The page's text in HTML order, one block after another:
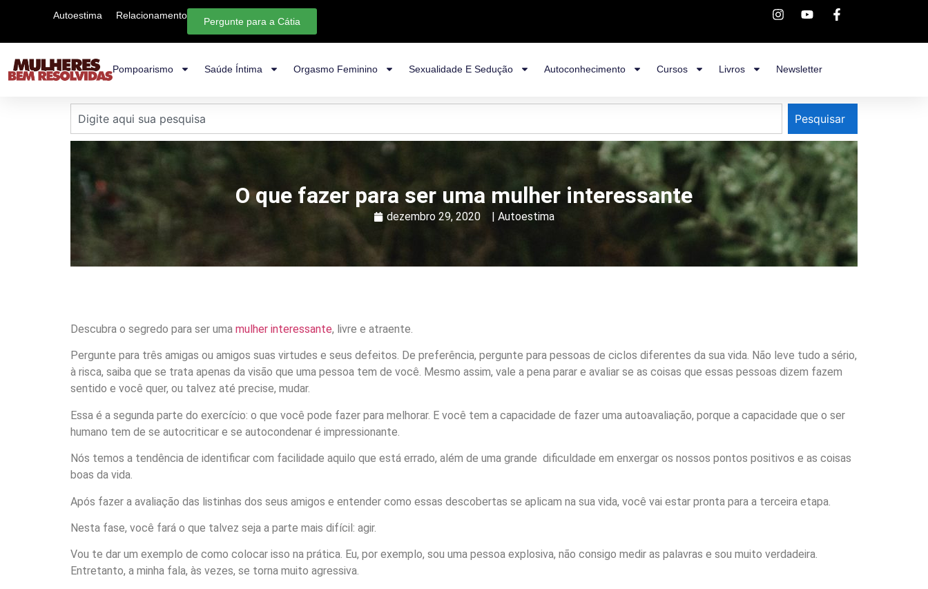
Autoestima Relacionamento
Pergunte para a Cátia
Pompoarismo Saúde Íntima Orgasmo Feminino Sexualidade E Sedução Autoconhecimento Cursos Livros Newsletter
Pesquisar
O que fazer para ser uma mulher interessante
dezembro 29, 2020 | Autoestima
Descubra o segredo para ser uma mulher interessante, livre e atraente.
Pergunte para três amigas ou amigos suas virtudes e seus defeitos. De preferência, pergunte para pessoas de ciclos diferentes da sua vida. Não leve tudo a sério,
à risca, saiba que se trata apenas da visão que uma pessoa tem de você. Mesmo assim, vale a pena parar e avaliar se as coisas que essas pessoas dizem fazem
sentido e você quer, ou talvez até precise, mudar.
Essa é a segunda parte do exercício: o que você pode fazer para melhorar. E você tem a capacidade de fazer uma autoavaliação, porque a capacidade que o ser
humano tem de se autocriticar e se autocondenar é impressionante.
Nós temos a tendência de identificar com facilidade aquilo que está errado, além de uma grande dificuldade em enxergar os nossos pontos positivos e as coisas
boas da vida.
Após fazer a avaliação das listinhas dos seus amigos e entender como essas descobertas se aplicam na sua vida, você vai estar pronta para a terceira etapa.
Nesta fase, você fará o que talvez seja a parte mais difícil: agir.
Vou te dar um exemplo de como colocar isso na prática. Eu, por exemplo, sou uma pessoa explosiva, não consigo medir as palavras e sou muito verdadeira.
Entretanto, a minha fala, às vezes, se torna muito agressiva.